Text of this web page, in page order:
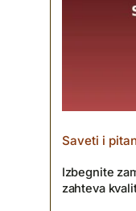
Saveti i
Izbegnite
zahteva